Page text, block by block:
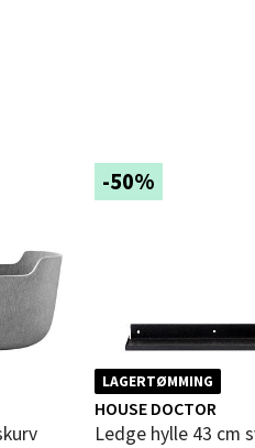
-50%
LAGERTØMMING
HOUSE DOCTOR
Ledge hylle 43 cm
Velg